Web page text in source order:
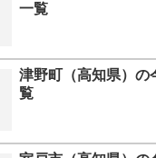
一覧
津野町（高知県）の
覧